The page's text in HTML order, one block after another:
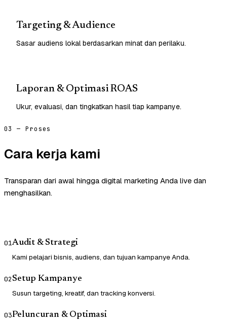
Targeting & Audience
Sasar audiens lokal berdasarkan minat dan perilaku.
Laporan & Optimasi ROAS
Ukur, evaluasi, dan tingkatkan hasil tiap kampanye.
03 — Proses
Cara kerja kami
Transparan dari awal hingga digital marketing Anda live dan
menghasilkan.
01Audit & Strategi
Kami pelajari bisnis, audiens, dan tujuan kampanye Anda.
02Setup Kampanye
Susun targeting, kreatif, dan tracking konversi.
03Peluncuran & Optimasi